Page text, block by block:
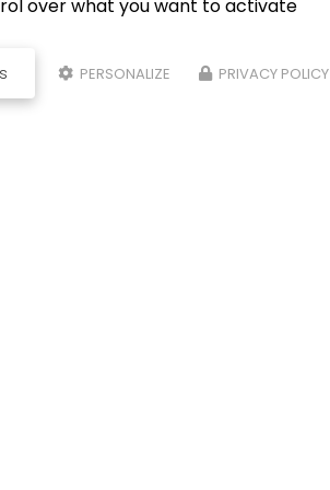
over what you want to activate
PERSONALIZE PRIVACY POLICY